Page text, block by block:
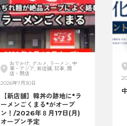
おでかけ, グルメ, ラーメン, 中
華・アジア, 新店舗, 記事, 開
店・閉店
2026年7月30日
【新店舗】韓丼の跡地に"ラ
ーメンごくまる"がオープ
ン！/2026年８月17日(月)
オープン予定